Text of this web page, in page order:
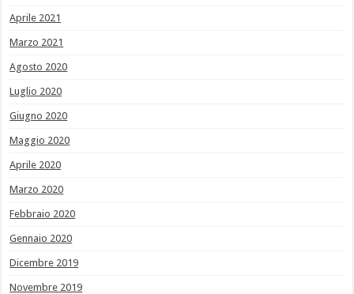
Aprile 2021
Marzo 2021
Agosto 2020
Luglio 2020
Giugno 2020
Maggio 2020
Aprile 2020
Marzo 2020
Febbraio 2020
Gennaio 2020
Dicembre 2019
Novembre 2019